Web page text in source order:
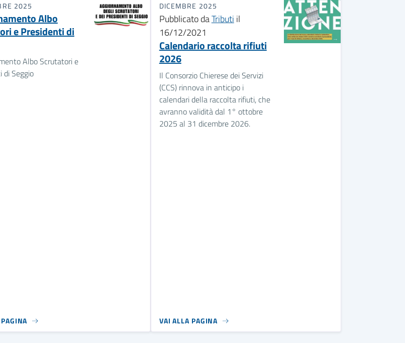
2025
Albo
e Presidenti di
Albo Scrutatori e
di Seggio
DICEMBRE 2025
Pubblicato daTributi il
16/12/2021
Calendario raccolta rifiuti
2026
Il Consorzio Chierese dei Servizi
(CCS) rinnova in anticipo i
calendari della raccolta rifiuti, che
avranno validità dal 1° ottobre
2025 al 31 dicembre 2026.
VAI ALLA PAGINA